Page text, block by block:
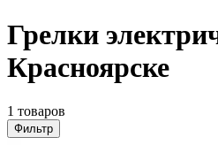
Грелки
Красноярске
1 товаров
Фильтр